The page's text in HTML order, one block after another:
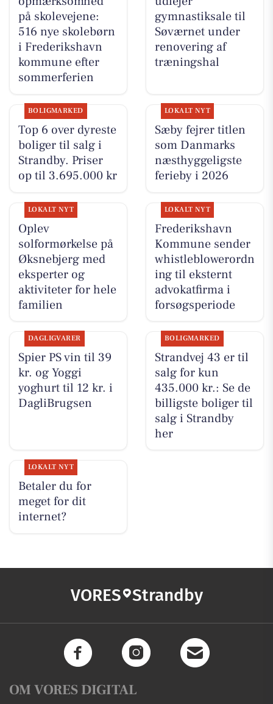
på skolevejene:
516 nye skolebørn
i Frederikshavn
kommune efter
sommerferien
gymnastiksale til
Søværnet under
renovering af
træningshal
BOLIGMARKED
Top 6 over dyreste
boliger til salg i
Strandby. Priser
op til 3.695.000 kr
LOKALT NYT
Sæby fejrer titlen
som Danmarks
næsthyggeligste
ferieby i 2026
LOKALT NYT
Oplev
solformørkelse på
Øksnebjerg med
eksperter og
aktiviteter for hele
familien
LOKALT NYT
Frederikshavn
Kommune sender
whistleblowerordn
ing til eksternt
advokatfirma i
forsøgsperiode
DAGLIGVARER
Spier PS vin til 39
kr. og Yoggi
yoghurt til 12 kr. i
DagliBrugsen
BOLIGMARKED
Strandvej 43 er til
salg for kun
435.000 kr.: Se de
billigste boliger til
salg i Strandby
her
LOKALT NYT
Betaler du for
meget for dit
internet?
VORES Strandby
OM VORES DIGITAL